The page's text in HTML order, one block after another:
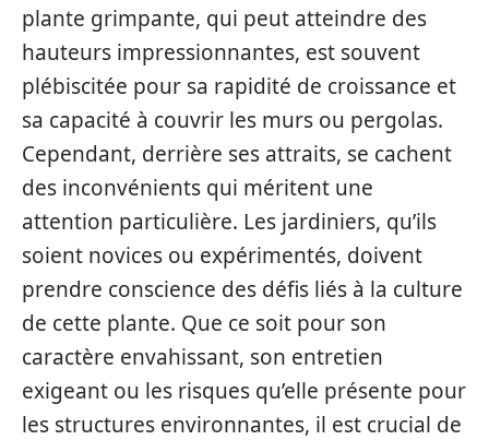
plante grimpante, qui peut atteindre des
hauteurs impressionnantes, est souvent
plébiscitée pour sa rapidité de croissance et
sa capacité à couvrir les murs ou pergolas.
Cependant, derrière ses attraits, se cachent
des inconvénients qui méritent une
attention particulière. Les jardiniers, qu’ils
soient novices ou expérimentés, doivent
prendre conscience des défis liés à la culture
de cette plante. Que ce soit pour son
caractère envahissant, son entretien
exigeant ou les risques qu’elle présente pour
les structures environnantes, il est crucial de